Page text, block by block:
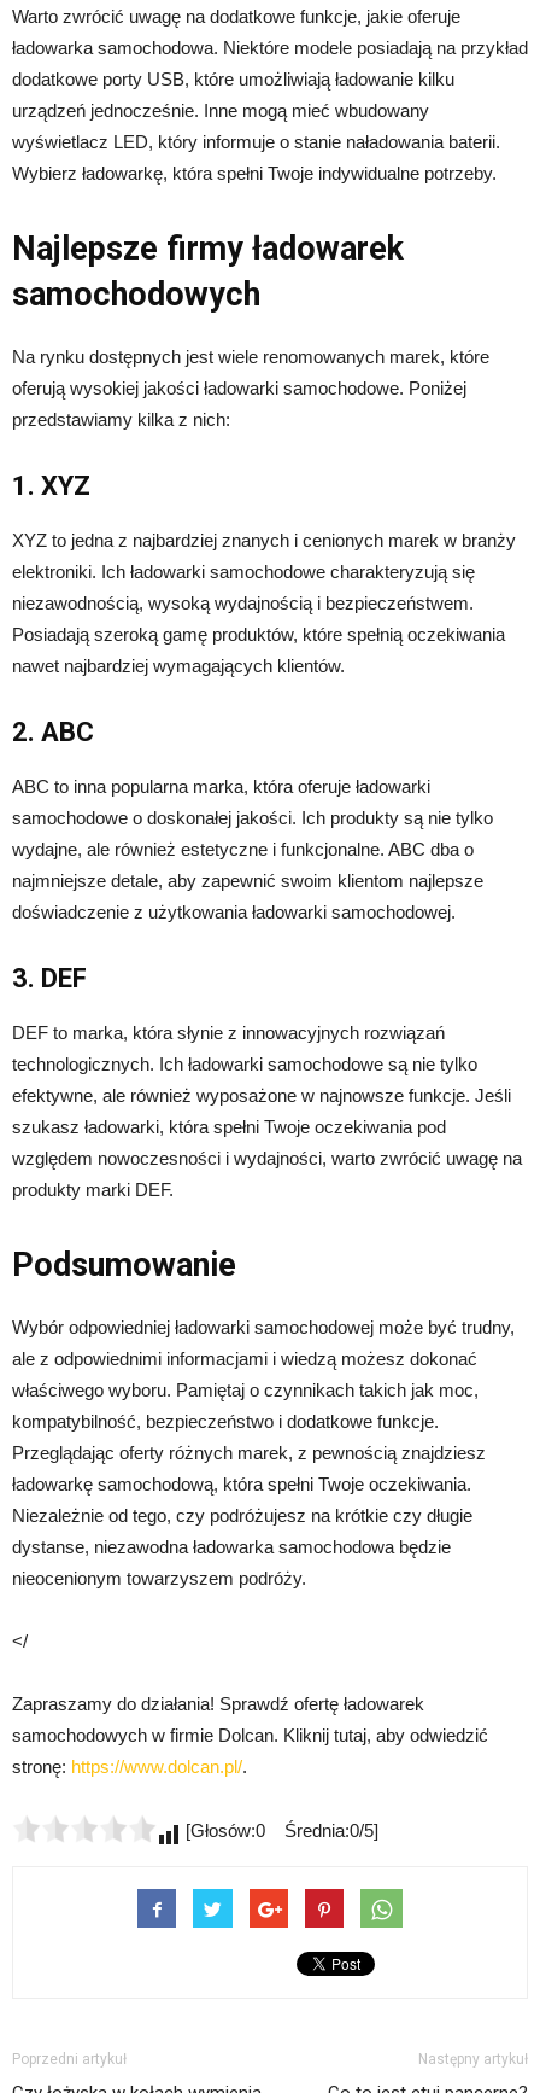
Warto zwrócić uwagę na dodatkowe funkcje, jakie oferuje
ładowarka samochodowa. Niektóre modele posiadają na przykład
dodatkowe porty USB, które umożliwiają ładowanie kilku
urządzeń jednocześnie. Inne mogą mieć wbudowany
wyświetlacz LED, który informuje o stanie naładowania baterii.
Wybierz ładowarkę, która spełni Twoje indywidualne potrzeby.
Najlepsze firmy ładowarek
samochodowych
Na rynku dostępnych jest wiele renomowanych marek, które
oferują wysokiej jakości ładowarki samochodowe. Poniżej
przedstawiamy kilka z nich:
1. XYZ
XYZ to jedna z najbardziej znanych i cenionych marek w branży
elektroniki. Ich ładowarki samochodowe charakteryzują się
niezawodnością, wysoką wydajnością i bezpieczeństwem.
Posiadają szeroką gamę produktów, które spełnią oczekiwania
nawet najbardziej wymagających klientów.
2. ABC
ABC to inna popularna marka, która oferuje ładowarki
samochodowe o doskonałej jakości. Ich produkty są nie tylko
wydajne, ale również estetyczne i funkcjonalne. ABC dba o
najmniejsze detale, aby zapewnić swoim klientom najlepsze
doświadczenie z użytkowania ładowarki samochodowej.
3. DEF
DEF to marka, która słynie z innowacyjnych rozwiązań
technologicznych. Ich ładowarki samochodowe są nie tylko
efektywne, ale również wyposażone w najnowsze funkcje. Jeśli
szukasz ładowarki, która spełni Twoje oczekiwania pod
względem nowoczesności i wydajności, warto zwrócić uwagę na
produkty marki DEF.
Podsumowanie
Wybór odpowiedniej ładowarki samochodowej może być trudny,
ale z odpowiednimi informacjami i wiedzą możesz dokonać
właściwego wyboru. Pamiętaj o czynnikach takich jak moc,
kompatybilność, bezpieczeństwo i dodatkowe funkcje.
Przeglądając oferty różnych marek, z pewnością znajdziesz
ładowarkę samochodową, która spełni Twoje oczekiwania.
Niezależnie od tego, czy podróżujesz na krótkie czy długie
dystanse, niezawodna ładowarka samochodowa będzie
nieocenionym towarzyszem podróży.
</
Zapraszamy do działania! Sprawdź ofertę ładowarek
samochodowych w firmie Dolcan. Kliknij tutaj, aby odwiedzić
stronę: https://www.dolcan.pl/.
[Głosów:0 Średnia:0/5]
Poprzedni artykuł Następny artykuł